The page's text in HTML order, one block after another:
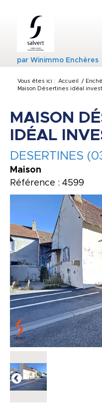
parWinimmo Enchères
Vous êtes ici : Accueil /
Maison Désertines idéal
MAISON
IDÉAL
DESERTINES
Maison
Référence : 4599